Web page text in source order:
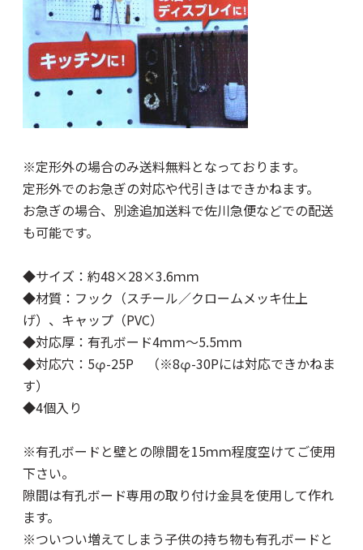
※定形外の場合のみ送料無料となっております。
定形外でのお急ぎの対応や代引きはできかねます。
お急ぎの場合、別途追加送料で佐川急便などでの配送
も可能です。
◆サイズ：約48×28×3.6ｍｍ
◆材質：フック（スチール／クロームメッキ仕上
げ）、キャップ（PVC）
◆対応厚：有孔ボード4ｍｍ～5.5ｍｍ
◆対応穴：5φ-25P （※8φ-30Pには対応できかねま
す）
◆4個入り
※有孔ボードと壁との隙間を15ｍｍ程度空けてご使用
下さい。
隙間は有孔ボード専用の取り付け金具を使用して作れ
ます。
※ついつい増えてしまう子供の持ち物も有孔ボードと